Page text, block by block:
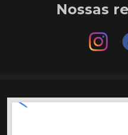
Nossas